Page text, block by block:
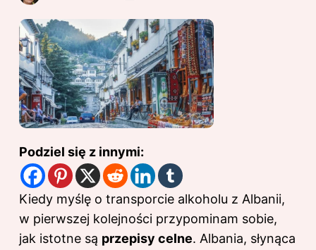
Podziel się z innymi:
Kiedy myślę o transporcie alkoholu z Albanii,
w pierwszej kolejności przypominam sobie,
jak istotne są przepisy celne. Albania, słynąca